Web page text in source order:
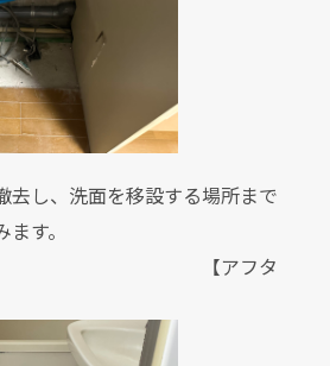
去し、洗面を移設する場所まで
す。
】 【アフタ